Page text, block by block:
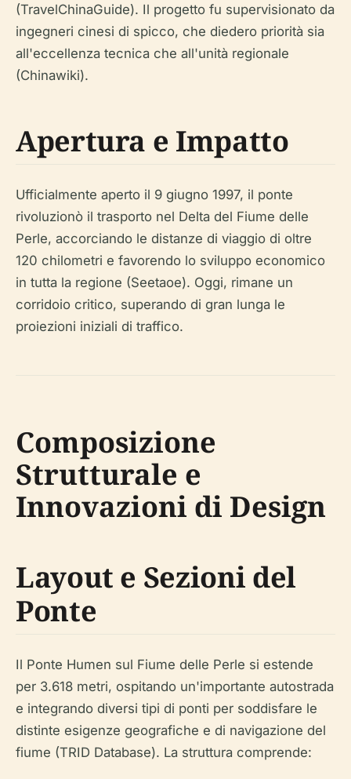
(TravelChinaGuide). Il progetto fu supervisionato da
ingegneri cinesi di spicco, che diedero priorità sia
all'eccellenza tecnica che all'unità regionale
(Chinawiki).
Apertura e Impatto
Ufficialmente aperto il 9 giugno 1997, il ponte
rivoluzionò il trasporto nel Delta del Fiume delle
Perle, accorciando le distanze di viaggio di oltre
120 chilometri e favorendo lo sviluppo economico
in tutta la regione (Seetaoe). Oggi, rimane un
corridoio critico, superando di gran lunga le
proiezioni iniziali di traffico.
Composizione
Strutturale e
Innovazioni di Design
Layout e Sezioni del
Ponte
Il Ponte Humen sul Fiume delle Perle si estende
per 3.618 metri, ospitando un'importante autostrada
e integrando diversi tipi di ponti per soddisfare le
distinte esigenze geografiche e di navigazione del
fiume (TRID Database). La struttura comprende: